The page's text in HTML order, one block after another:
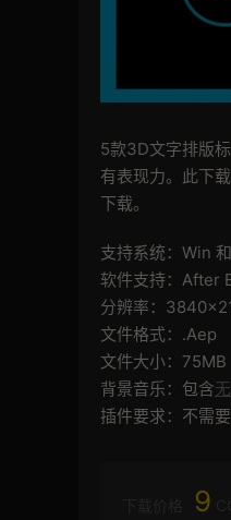
5款3D文字排版
有表现力。此下
下载。
支持系统：Win
软件支持：After
分辨率：
文件格式：.Aep
文件大小：75MB
背景音乐：包含
插件要求：不需
9